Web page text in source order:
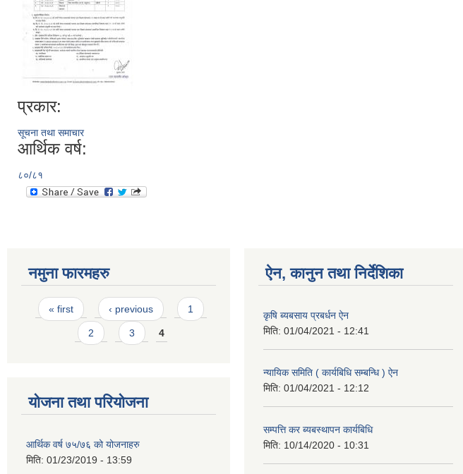
प्रकार:
सूचना तथा समाचार
आर्थिक वर्ष:
८०/८१
नमुना फारमहरु
Pages
« first ‹ previous 1
2 3 4
योजना तथा परियोजना
आर्थिक वर्ष ७५/७६ को योजनाहरु
मिति: 01/23/2019 - 13:59
ऐन, कानुन तथा निर्देशिका
कृषि ब्यबसाय प्रबर्धन ऐन
मिति: 01/04/2021 - 12:41
न्यायिक समिति ( कार्यबिधि सम्बन्धि ) ऐन
मिति: 01/04/2021 - 12:12
सम्पत्ति कर ब्यबस्थापन कार्यबिधि
मिति: 10/14/2020 - 10:31